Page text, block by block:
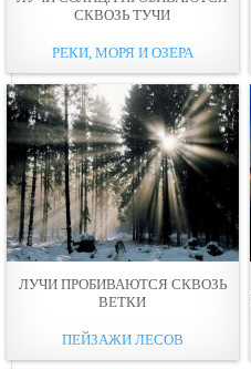
СКВОЗЬ ТУЧИ
РЕКИ, МОРЯ И ОЗЕРА
ЛУЧИ ПРОБИВАЮТСЯ СКВОЗЬ
ВЕТКИ
ПЕЙЗАЖИ ЛЕСОВ